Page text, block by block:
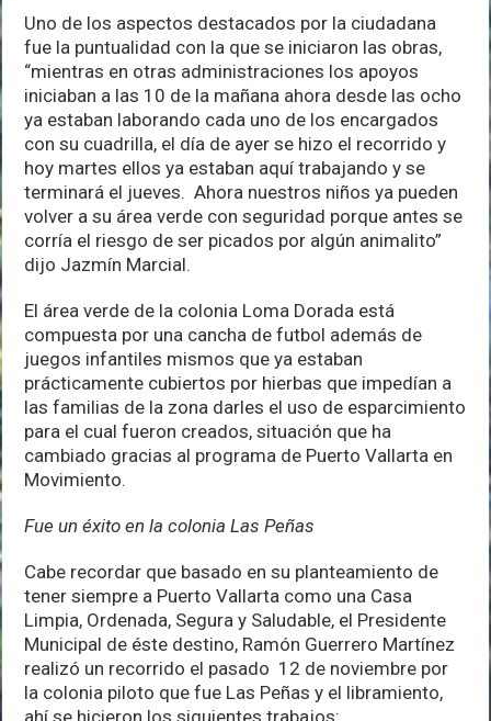
Uno de los aspectos destacados por la ciudadana
fue la puntualidad con la que se iniciaron las obras,
“mientras en otras administraciones los apoyos
iniciaban a las 10 de la mañana ahora desde las ocho
ya estaban laborando cada uno de los encargados
con su cuadrilla, el día de ayer se hizo el recorrido y
hoy martes ellos ya estaban aquí trabajando y se
terminará el jueves. Ahora nuestros niños ya pueden
volver a su área verde con seguridad porque antes se
corría el riesgo de ser picados por algún animalito”
dijo Jazmín Marcial.
El área verde de la colonia Loma Dorada está
compuesta por una cancha de futbol además de
juegos infantiles mismos que ya estaban
prácticamente cubiertos por hierbas que impedían a
las familias de la zona darles el uso de esparcimiento
para el cual fueron creados, situación que ha
cambiado gracias al programa de Puerto Vallarta en
Movimiento.
Fue un éxito en la colonia Las Peñas
Cabe recordar que basado en su planteamiento de
tener siempre a Puerto Vallarta como una Casa
Limpia, Ordenada, Segura y Saludable, el Presidente
Municipal de éste destino, Ramón Guerrero Martínez
realizó un recorrido el pasado 12 de noviembre por
la colonia piloto que fue Las Peñas y el libramiento,
ahí se hicieron los siguientes trabajos: